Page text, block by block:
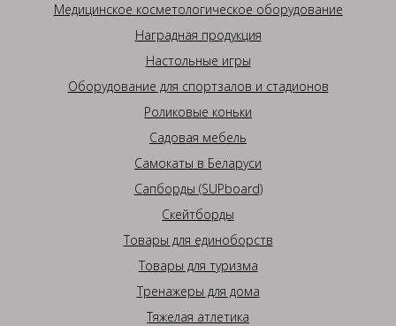
Медицинское косметологическое оборудование
Наградная продукция
Настольные игры
Оборудование для спортзалов и стадионов
Роликовые коньки
Садовая мебель
Самокаты в Беларуси
Сапборды (SUPboard)
Скейтборды
Товары для единоборств
Товары для туризма
Тренажеры для дома
Тяжелая атлетика